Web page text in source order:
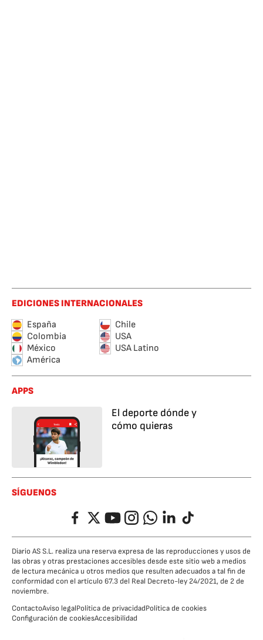
EDICIONES INTERNACIONALES
España
Chile
Colombia
USA
México
USA Latino
América
APPS
El deporte dónde y
cómo quieras
SÍGUENOS
FacebookTwitterYouTubeInstagramWhatsappLinkedIn
TikTok
Diario AS S.L. realiza una reserva expresa de las reproducciones y usos de
las obras y otras prestaciones accesibles desde este sitio web a medios
de lectura mecánica u otros medios que resulten adecuados a tal fin de
conformidad con el artículo 67.3 del Real Decreto-ley 24/2021, de 2 de
noviembre.
ContactoAviso legalPolítica de privacidadPolítica de cookies
Configuración de cookiesAccesibilidad